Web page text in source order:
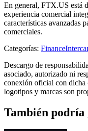
En general, FTX.US está
experiencia comercial
características avanzadas
comerciales.
Categorías: Finance
Descargo de
asociado, autorizado ni
conexión oficial con dicha
logotipos y marcas son
También podría